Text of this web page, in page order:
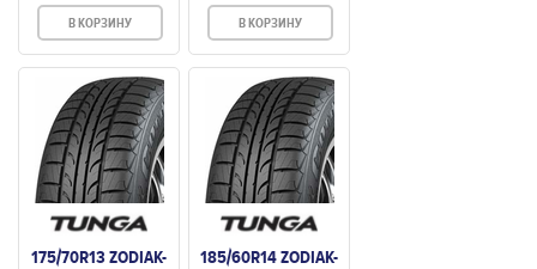
В КОРЗИНУ В КОРЗИНУ
175/70R13 ZODIAK-
185/60R14 ZODIAK-